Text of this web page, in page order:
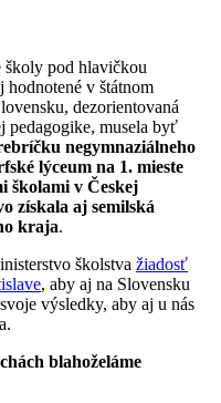
školy pod hlavičkou
hodnotené v štátnom
dezorientovaná
pedagogike, musela byť
negymnaziálneho
lýceum na 1. mieste
školami v Českej
získala aj semilská
kraja.
školstva žiadosť
, aby aj na Slovensku
výsledky, aby aj u nás
blahoželáme